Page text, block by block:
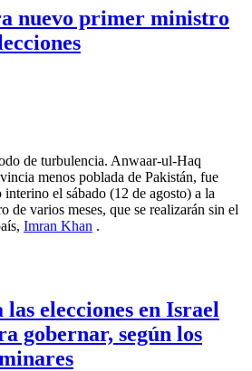
nuevo primer ministro
de turbulencia. Anwaar-ul-Haq
menos poblada de Pakistán, fue
el sábado (12 de agosto) a la
de varios meses, que se realizarán sin el
Imran Khan .
elecciones en Israel
gobernar, según los